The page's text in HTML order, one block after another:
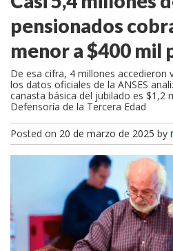
pensionados
menor a $400 mil
De esa cifra, 4 millones accedieron
los datos oficiales de la ANSES
canasta básica del jubilado es $1,2
Defensoría de la Tercera Edad
Posted on 20 de marzo de 2025 by